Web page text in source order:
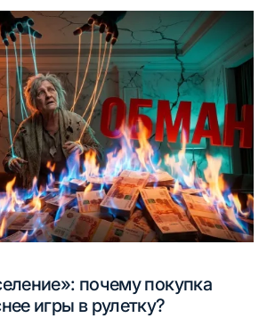
почему покупка
игры в рулетку?